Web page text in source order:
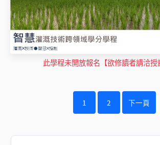
此學程未開放報名【欲修讀者請洽授
1 2 下一頁
平台統計數據